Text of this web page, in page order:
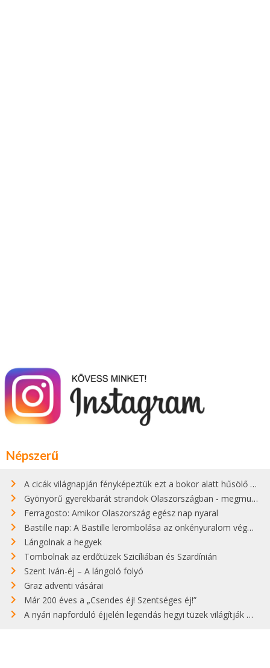
Népszerű
A cicák világnapján fényképeztük ezt a bokor alatt hűsölő cicát Kisorosziban
Gyönyörű gyerekbarát strandok Olaszországban - megmutatjuk a 15 legjobbat
Ferragosto: Amikor Olaszország egész nap nyaral
Bastille nap: A Bastille lerombolása az önkényuralom végét jelentette
Lángolnak a hegyek
Tombolnak az erdőtüzek Szicíliában és Szardínián
Szent Iván-éj – A lángoló folyó
Graz adventi vásárai
Már 200 éves a „Csendes éj! Szentséges éj!”
A nyári napforduló éjjelén legendás hegyi tüzek világítják meg Zugspitzét